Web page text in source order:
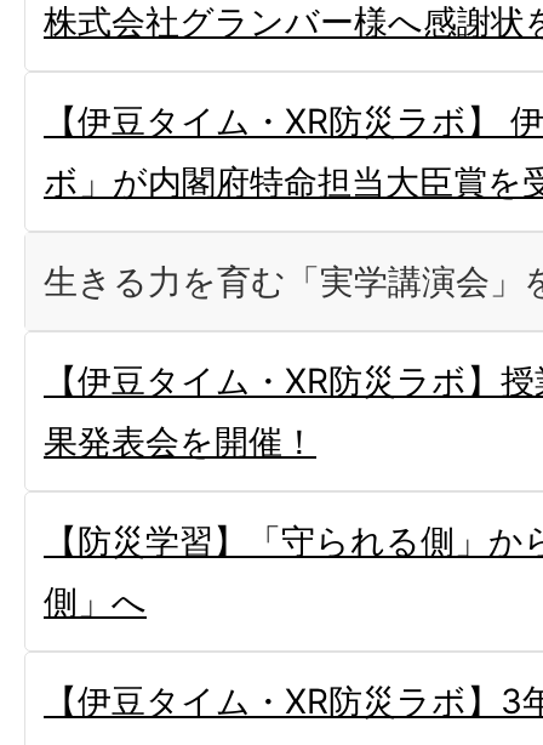
株式会社グランバー様へ感謝状
【伊豆タイム・XR防災ラボ】
ボ」が内閣府特命担当大臣賞を
生きる力を育む「実学講演会」
【伊豆タイム・XR防災ラボ】
果発表会を開催！
【防災学習】「守られる側」
側」へ
【伊豆タイム・XR防災ラボ】